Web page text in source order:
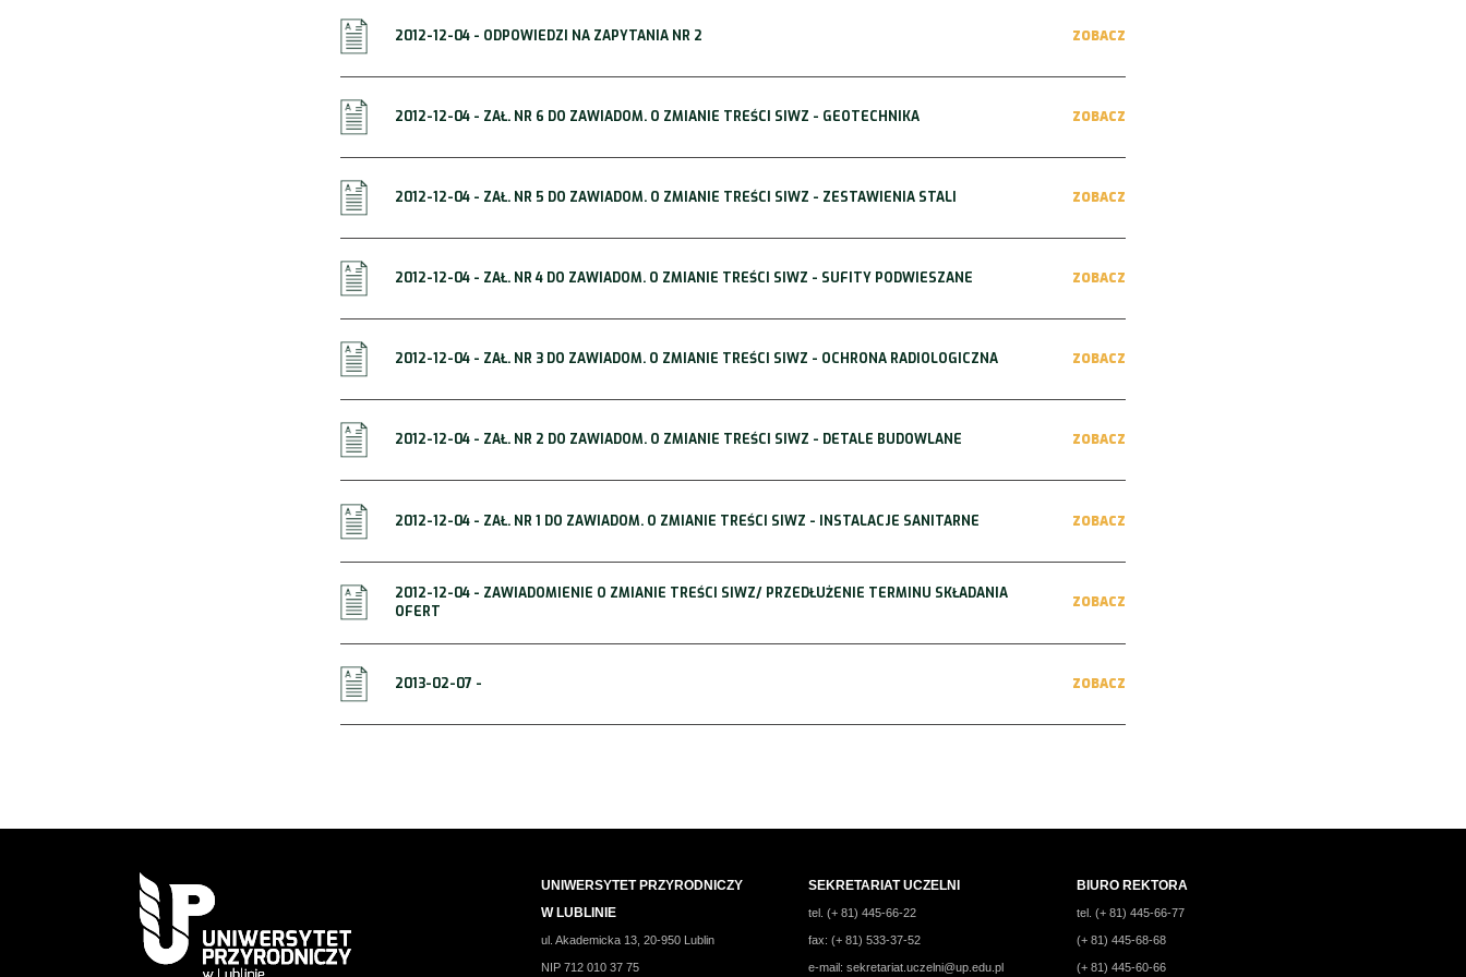
2012-12-04 - ODPOWIEDZI NA ZAPYTANIA NR 2 ZOBACZ
2012-12-04 - ZAŁ. NR 6 DO ZAWIADOM. O ZMIANIE TREŚCI SIWZ - GEOTECHNIKA ZOBACZ
2012-12-04 - ZAŁ. NR 5 DO ZAWIADOM. O ZMIANIE TREŚCI SIWZ - ZESTAWIENIA STALI ZOBACZ
2012-12-04 - ZAŁ. NR 4 DO ZAWIADOM. O ZMIANIE TREŚCI SIWZ - SUFITY PODWIESZANE ZOBACZ
2012-12-04 - ZAŁ. NR 3 DO ZAWIADOM. O ZMIANIE TREŚCI SIWZ - OCHRONA RADIOLOGICZNA ZOBACZ
2012-12-04 - ZAŁ. NR 2 DO ZAWIADOM. O ZMIANIE TREŚCI SIWZ - DETALE BUDOWLANE ZOBACZ
2012-12-04 - ZAŁ. NR 1 DO ZAWIADOM. O ZMIANIE TREŚCI SIWZ - INSTALACJE SANITARNE ZOBACZ
2012-12-04 - ZAWIADOMIENIE O ZMIANIE TREŚCI SIWZ/ PRZEDŁUŻENIE TERMINU SKŁADANIA
OFERT
ZOBACZ
2013-02-07 - ZOBACZ
UNIWERSYTET PRZYRODNICZY
W LUBLINIE
ul. Akademicka 13, 20-950 Lublin
NIP 712 010 37 75
SEKRETARIAT UCZELNI
tel. (+ 81) 445-66-22
fax: (+ 81) 533-37-52
e-mail:sekretariat.uczelni@up.edu.pl
BIURO REKTORA
tel. (+ 81) 445-66-77
(+ 81) 445-68-68
(+ 81) 445-60-66